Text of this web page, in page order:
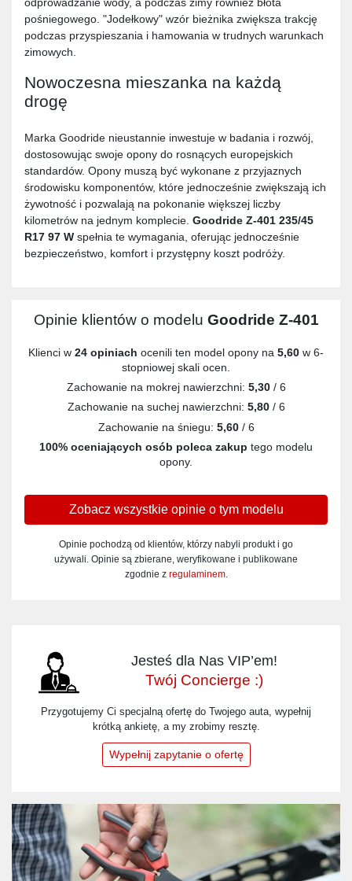
odprowadzanie wody, a podczas zimy również błota
pośniegowego. "Jodełkowy" wzór bieżnika zwiększa trakcję
podczas przyspieszania i hamowania w trudnych warunkach
zimowych.
Nowoczesna mieszanka na każdą
drogę
Marka Goodride nieustannie inwestuje w badania i rozwój,
dostosowując swoje opony do rosnących europejskich
standardów. Opony muszą być wykonane z przyjaznych
środowisku komponentów, które jednocześnie zwiększają ich
żywotność i pozwalają na pokonanie większej liczby
kilometrów na jednym komplecie. Goodride Z-401 235/45
R17 97 W spełnia te wymagania, oferując jednocześnie
bezpieczeństwo, komfort i przystępny koszt podróży.
Opinie klientów o modelu Goodride Z-401
Klienci w 24 opiniach ocenili ten model opony na 5,60 w 6-
stopniowej skali ocen.
Zachowanie na mokrej nawierzchni: 5,30/ 6
Zachowanie na suchej nawierzchni: 5,80/ 6
Zachowanie na śniegu: 5,60/ 6
100% oceniających osób poleca zakup tego modelu
opony.
Zobacz wszystkie opinie o tym modelu
Opinie pochodzą od klientów, którzy nabyli produkt i go
używali. Opinie są zbierane, weryfikowane i publikowane
zgodnie z regulaminem.
Jesteś dla Nas VIP’em!
Twój Concierge :)
Przygotujemy Ci specjalną ofertę do Twojego auta, wypełnij
krótką ankietę, a my zrobimy resztę.
Wypełnij zapytanie o ofertę